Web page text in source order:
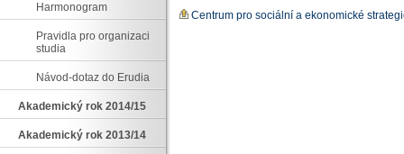
Harmonogram
Pravidla pro organizaci
studia
Návod-dotaz do Erudia
Akademický rok 2014/15
Akademický rok 2013/14
Centrum pro sociální a ekonomické